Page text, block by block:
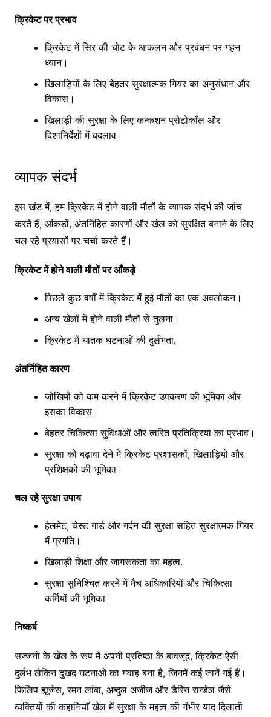
क्रिकेट पर प्रभाव
क्रिकेट में सिर की चोट के आकलन और प्रबंधन पर गहन
ध्यान।
खिलाड़ियों के लिए बेहतर सुरक्षात्मक गियर का अनुसंधान और
विकास।
खिलाड़ी की सुरक्षा के लिए कन्कशन प्रोटोकॉल और
दिशानिर्देशों में बदलाव।
व्यापक संदर्भ
इस खंड में, हम क्रिकेट में होने वाली मौतों के व्यापक संदर्भ की जांच
करते हैं, आंकड़ों, अंतर्निहित कारणों और खेल को सुरक्षित बनाने के लिए
चल रहे प्रयासों पर चर्चा करते हैं।
क्रिकेट में होने वाली मौतों पर आँकड़े
पिछले कुछ वर्षों में क्रिकेट में हुई मौतों का एक अवलोकन।
अन्य खेलों में होने वाली मौतों से तुलना।
क्रिकेट में घातक घटनाओं की दुर्लभता.
अंतर्निहित कारण
जोखिमों को कम करने में क्रिकेट उपकरण की भूमिका और
इसका विकास।
बेहतर चिकित्सा सुविधाओं और त्वरित प्रतिक्रिया का प्रभाव।
सुरक्षा को बढ़ावा देने में क्रिकेट प्रशासकों, खिलाड़ियों और
प्रशिक्षकों की भूमिका।
चल रहे सुरक्षा उपाय
हेलमेट, चेस्ट गार्ड और गर्दन की सुरक्षा सहित सुरक्षात्मक गियर
में प्रगति।
खिलाड़ी शिक्षा और जागरूकता का महत्व.
सुरक्षा सुनिश्चित करने में मैच अधिकारियों और चिकित्सा
कर्मियों की भूमिका।
निष्कर्ष
सज्जनों के खेल के रूप में अपनी प्रतिष्ठा के बावजूद, क्रिकेट ऐसी
दुर्लभ लेकिन दुखद घटनाओं का गवाह बना है, जिनमें कई जानें गई हैं।
फिलिप ह्यूजेस, रमन लांबा, अब्दुल अजीज और डैरिन रान्डेल जैसे
व्यक्तियों की कहानियाँ खेल में सुरक्षा के महत्व की गंभीर याद दिलाती